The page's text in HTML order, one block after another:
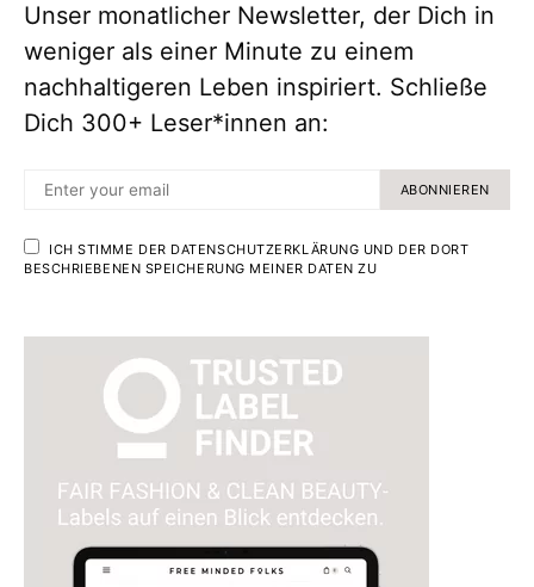
Unser monatlicher Newsletter, der Dich in
weniger als einer Minute zu einem
nachhaltigeren Leben inspiriert. Schließe
Dich 300+ Leser*innen an:
ABONNIEREN
ICH STIMME DER DATENSCHUTZERKLÄRUNG UND DER DORT
BESCHRIEBENEN SPEICHERUNG MEINER DATEN ZU